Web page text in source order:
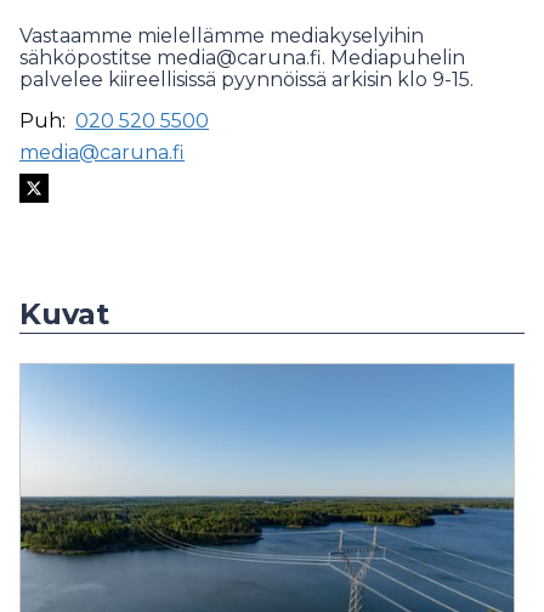
Vastaamme mielellämme mediakyselyihin
sähköpostitse media@caruna.fi. Mediapuhelin
palvelee kiireellisissä pyynnöissä arkisin klo 9-15.
Puh: 020 520 5500
media@caruna.fi
Kuvat